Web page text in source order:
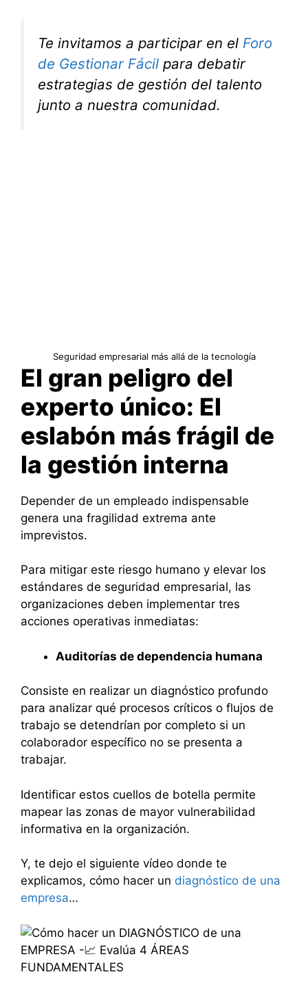
Te invitamos a participar en el Foro
de Gestionar Fácil para debatir
estrategias de gestión del talento
junto a nuestra comunidad.
Seguridad empresarial más allá de la tecnología
El gran peligro del
experto único: El
eslabón más frágil de
la gestión interna
Depender de un empleado indispensable
genera una fragilidad extrema ante
imprevistos.
Para mitigar este riesgo humano y elevar los
estándares de seguridad empresarial, las
organizaciones deben implementar tres
acciones operativas inmediatas:
Auditorías de dependencia humana
Consiste en realizar un diagnóstico profundo
para analizar qué procesos críticos o flujos de
trabajo se detendrían por completo si un
colaborador específico no se presenta a
trabajar.
Identificar estos cuellos de botella permite
mapear las zonas de mayor vulnerabilidad
informativa en la organización.
Y, te dejo el siguiente vídeo donde te
explicamos, cómo hacer un diagnóstico de una
empresa…